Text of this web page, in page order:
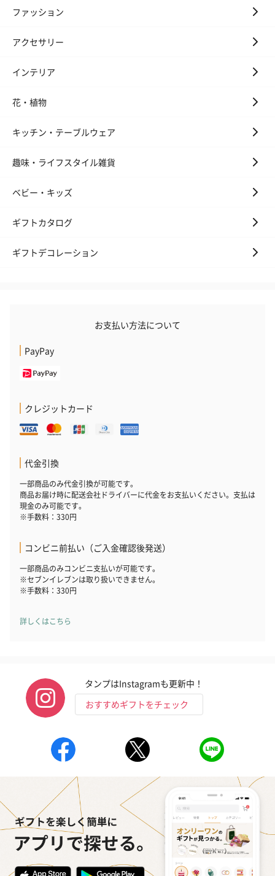
ファッション
アクセサリー
インテリア
花・植物
キッチン・テーブルウェア
趣味・ライフスタイル雑貨
ベビー・キッズ
ギフトカタログ
ギフトデコレーション
お支払い方法について
PayPay
クレジットカード
代金引換
一部商品のみ代金引換が可能です。
商品お届け時に配送会社ドライバーに代金をお支払いください。支払は
現金のみ可能です。
※手数料：330円
コンビニ前払い（ご入金確認後発送）
一部商品のみコンビニ支払いが可能です。
※セブンイレブンは取り扱いできません。
※手数料：330円
詳しくはこちら
タンプはInstagramも更新中！
おすすめギフトをチェック